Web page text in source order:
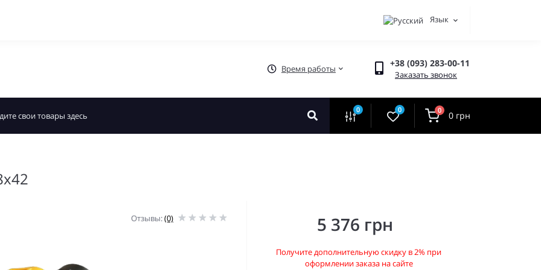
Язык
Время работы +38 (093) 283-00-11
Заказать звонок
0 0 0 0 грн
Отзывы:(0) 5 376 грн
Получите дополнительную скидку в 2% при
оформлении заказа на сайте